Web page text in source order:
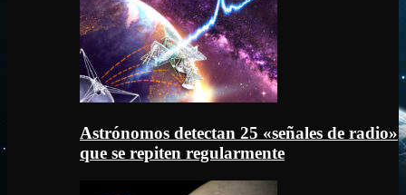
Astrónomos detectan 25 «señales de radio»
que se repiten regularmente